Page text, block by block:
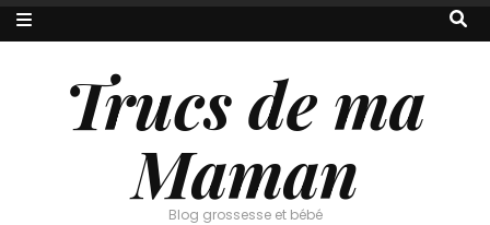
Trucs de ma
Maman
Blog grossesse et bébé